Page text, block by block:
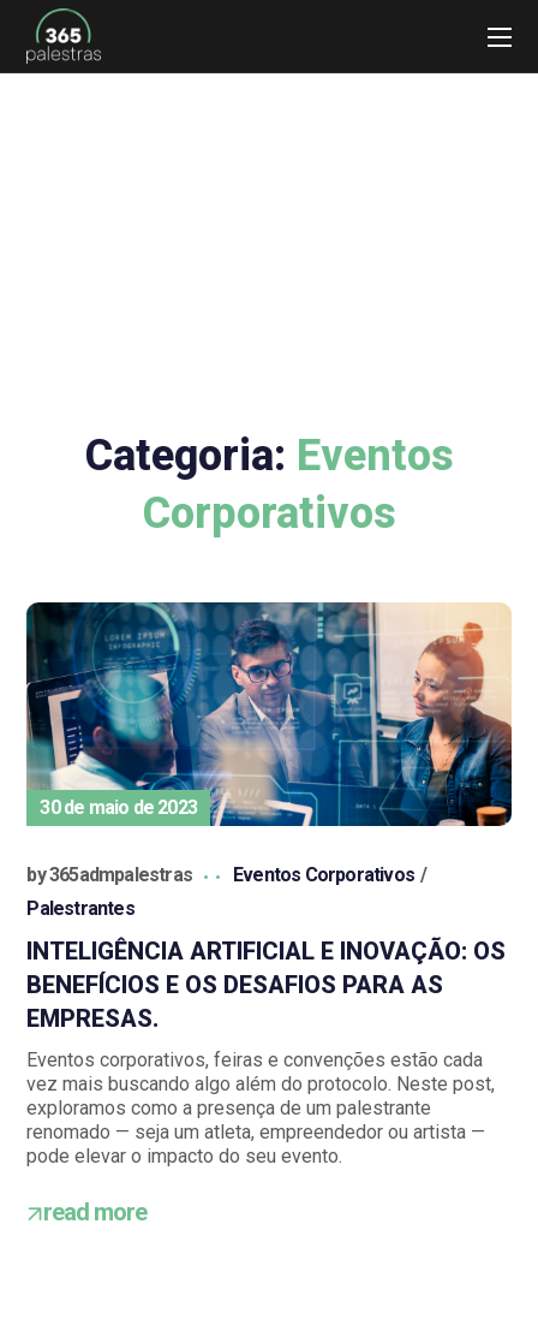
Categoria: Eventos
Corporativos
30 de maio de 2023
by365admpalestras
Eventos Corporativos
Palestrantes
INTELIGÊNCIA ARTIFICIAL E INOVAÇÃO: OS
BENEFÍCIOS E OS DESAFIOS PARA AS
EMPRESAS.
Eventos corporativos, feiras e convenções estão cada
vez mais buscando algo além do protocolo. Neste post,
exploramos como a presença de um palestrante
renomado — seja um atleta, empreendedor ou artista —
pode elevar o impacto do seu evento.
read more